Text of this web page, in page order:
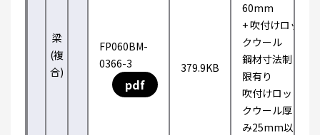
梁
(複
合)
FP060BM-
0366-3
pdf
379.9KB
60mm
+ 吹付けロッ
クウール
鋼材寸法制
限有り
吹付けロッ
クウール厚
み25mm以